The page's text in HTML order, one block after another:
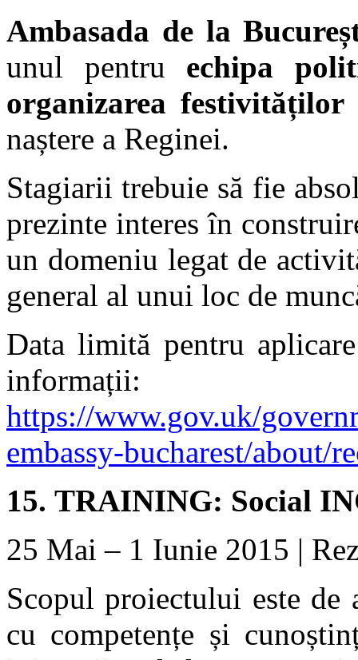
Ambasada de la
unul pentru echipa
organizarea festivităților
naștere a Reginei.
Stagiarii trebuie să fie
prezinte interes în
un domeniu legat de
general al unui loc de
Data limită pentru
informații:
https://www.gov.uk/
embassy-bucharest/about/
15. TRAINING: Social
25 Mai – 1 Iunie 2015 |
Scopul proiectului este
cu competențe și